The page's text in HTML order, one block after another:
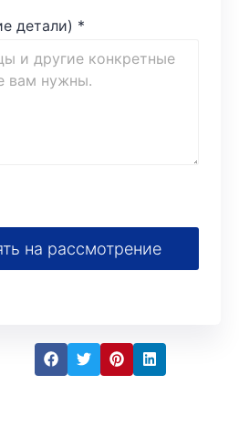
детали) *
на рассмотрение